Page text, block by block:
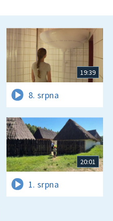
19:39
8. srpna
20:01
1. srpna